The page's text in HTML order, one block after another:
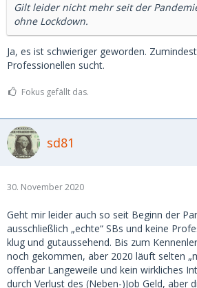
Gilt leider nicht mehr seit der
ohne Lockdown.
Ja, es ist schwieriger geworden.
Professionellen sucht.
Fokus gefällt das.
sd81
30. November 2020
Geht mir leider auch so seit Beginn der
ausschließlich „echte“ SBs und keine
klug und gutaussehend. Bis zum
noch gekommen, aber 2020 läuft selten
offenbar Langeweile und kein wirkliches
durch Verlust des (Neben-)Job Geld, aber